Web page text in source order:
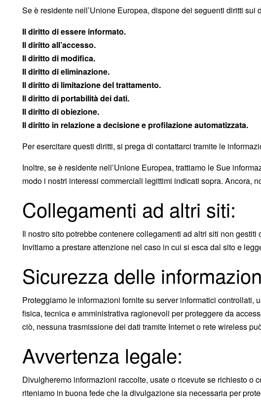
Se è residente nell’Unione Europea, dispone dei seguenti diritti sui
Il diritto di essere informato.
Il diritto all’accesso.
Il diritto di modifica.
Il diritto di eliminazione.
Il diritto di limitazione del trattamento.
Il diritto di portabilità dei dati.
Il diritto di obiezione.
Il diritto in relazione a decisione e profilazione automatizzata.
Per esercitare questi diritti, si prega di contattarci tramite le
Inoltre, se è residente nell’Unione Europea, trattiamo le Sue
modo i nostri interessi commerciali legittimi indicati sopra. Ancora,
Collegamenti ad altri siti:
Il nostro sito potrebbe contenere collegamenti ad altri siti non
Invitiamo a prestare attenzione nel caso in cui si esca dal sito e
Sicurezza delle
Proteggiamo le informazioni fornite su server informatici
fisica, tecnica e amministrativa ragionevoli per proteggere da
ciò, nessuna trasmissione dei dati tramite Internet o rete wireless
Avvertenza legale:
Divulgheremo informazioni raccolte, usate o ricevute se richiesto
riteniamo in buona fede che la divulgazione sia necessaria per